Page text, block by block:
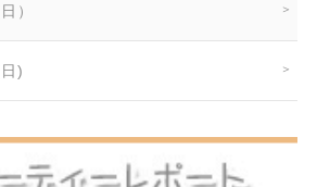
）
)